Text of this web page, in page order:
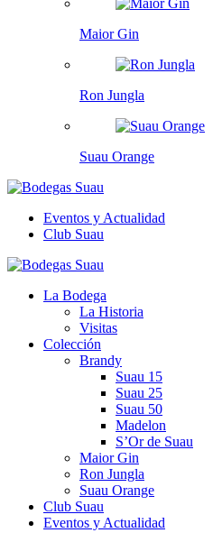
Maior Gin
Ron Jungla
Suau Orange
Eventos y Actualidad
Club Suau
La Bodega
La Historia
Visitas
Colección
Brandy
Suau 15
Suau 25
Suau 50
Madelon
S’Or de Suau
Maior Gin
Ron Jungla
Suau Orange
Club Suau
Eventos y Actualidad